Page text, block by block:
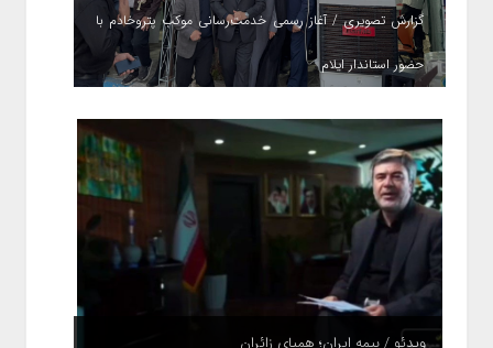
گزارش تصویری / آغاز رسمی خدمت‌رسانی موکب پتروخادم با
حضور استاندار ایلام
ویدئو / بیمه ایران؛ همپای زائران